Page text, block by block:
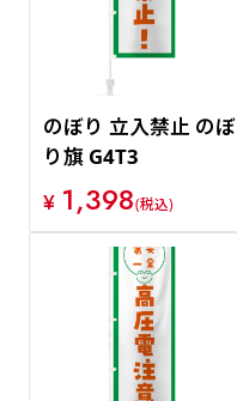
のぼり 立入禁止 のぼ
り旗 G4T3
¥ 1,398(税込)